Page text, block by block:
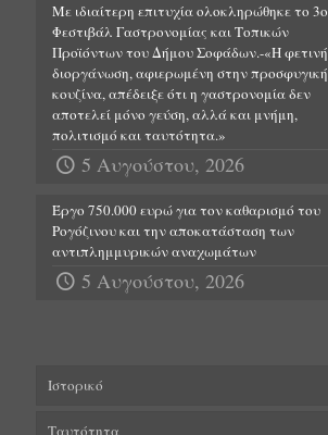
Με ιδιαίτερη επιτυχία ολοκληρώθηκε το 3ο
Φεστιβάλ Γαστρονομίας και Τοπικών
Προϊόντων του Δήμου Σοφάδων.-«Η φετινή
διοργάνωση, αφιερωμένη στην προσφυγική
κουζίνα, απέδειξε ότι η γαστρονομία δεν
αποτελεί μόνο γεύση, αλλά και μνήμη,
πολιτισμό και ταυτότητα.»
5 Αυγούστου, 2026
Έργο 750.000 ευρώ για τον καθαρισμό του
Ρογόζινου και την αποκατάσταση των
αντιπλημμυρικών αναχωμάτων
5 Αυγούστου, 2026
Ιστορικό
Ταυτότητα